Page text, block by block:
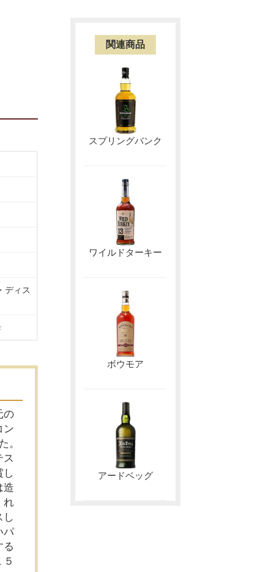
ディス
の
ン
。
ス
し
造
れ
し
パ
る
関連商品
スプリングバンク
ワイルドターキー
ボウモア
アードベッグ